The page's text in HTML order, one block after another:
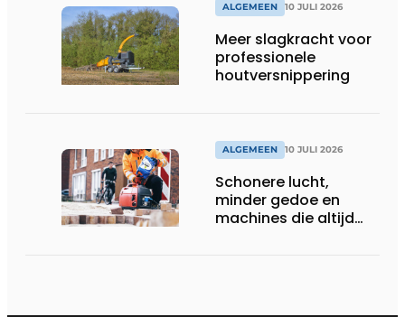
ALGEMEEN 10 JULI 2026
Meer slagkracht voor
professionele
houtversnippering
ALGEMEEN 10 JULI 2026
Schonere lucht,
minder gedoe en
machines die altijd